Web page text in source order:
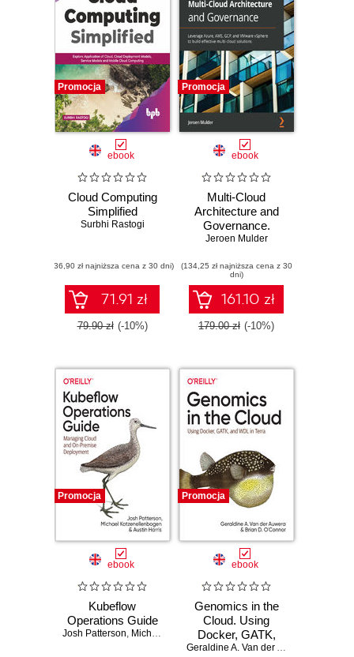
Promocja
ebook
Cloud Computing
Simplified
Surbhi Rastogi
(36,90 zł najniższa cena z 30 dni)
71.91 zł
79.90 zł (-10%)
Promocja
ebook
Multi-Cloud
Architecture and
Governance.
Leverage Azure,
VMware vSphere
to build effective
multi-cloud
solutions
Jeroen Mulder
(134,25 zł najniższa cena z 30
dni)
161.10 zł
179.00 zł (-10%)
Promocja
ebook
Kubeflow
Operations Guide
Josh Patterson, Michael Katzenellenbogen ,Austin Harris
Promocja
ebook
Genomics in the
Cloud. Using
Docker, GATK,
and WDL in TerraGeraldine A. Van der Auwera